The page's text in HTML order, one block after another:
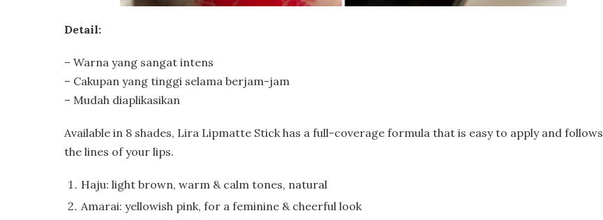
Detail:
– Warna yang sangat intens
– Cakupan yang tinggi selama berjam-jam
– Mudah diaplikasikan
Available in 8 shades, Lira Lipmatte Stick has a full-coverage formula that is easy to apply and follows
the lines of your lips.
Haju: light brown, warm & calm tones, natural
Amarai: yellowish pink, for a feminine & cheerful look